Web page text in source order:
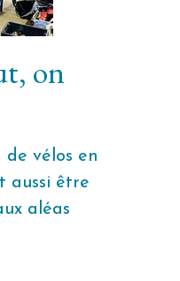
on
de vélos en
aussi être
aléas